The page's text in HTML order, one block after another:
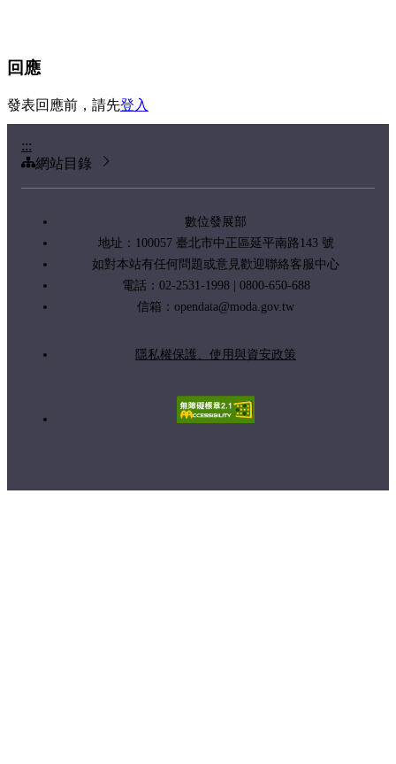
回應
發表回應前，請先登入
:::
網站目錄
數位發展部
地址：100057 臺北市中正區延平南路143 號
如對本站有任何問題或意見歡迎聯絡客服中心
電話：02-2531-1998 | 0800-650-688
信箱： opendata@moda.gov.tw
隱私權保護、使用與資安政策